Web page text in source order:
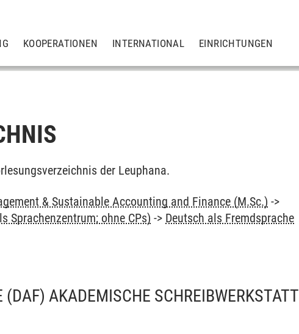
KOOPERATIONEN INTERNATIONAL EINRICHTUNGEN
der Leuphana.
& Sustainable Accounting and Finance (M.Sc.) ->
Sprachenzentrum; ohne CPs) -> Deutsch als Fremdsprache
AKADEMISCHE SCHREIBWERKSTATT